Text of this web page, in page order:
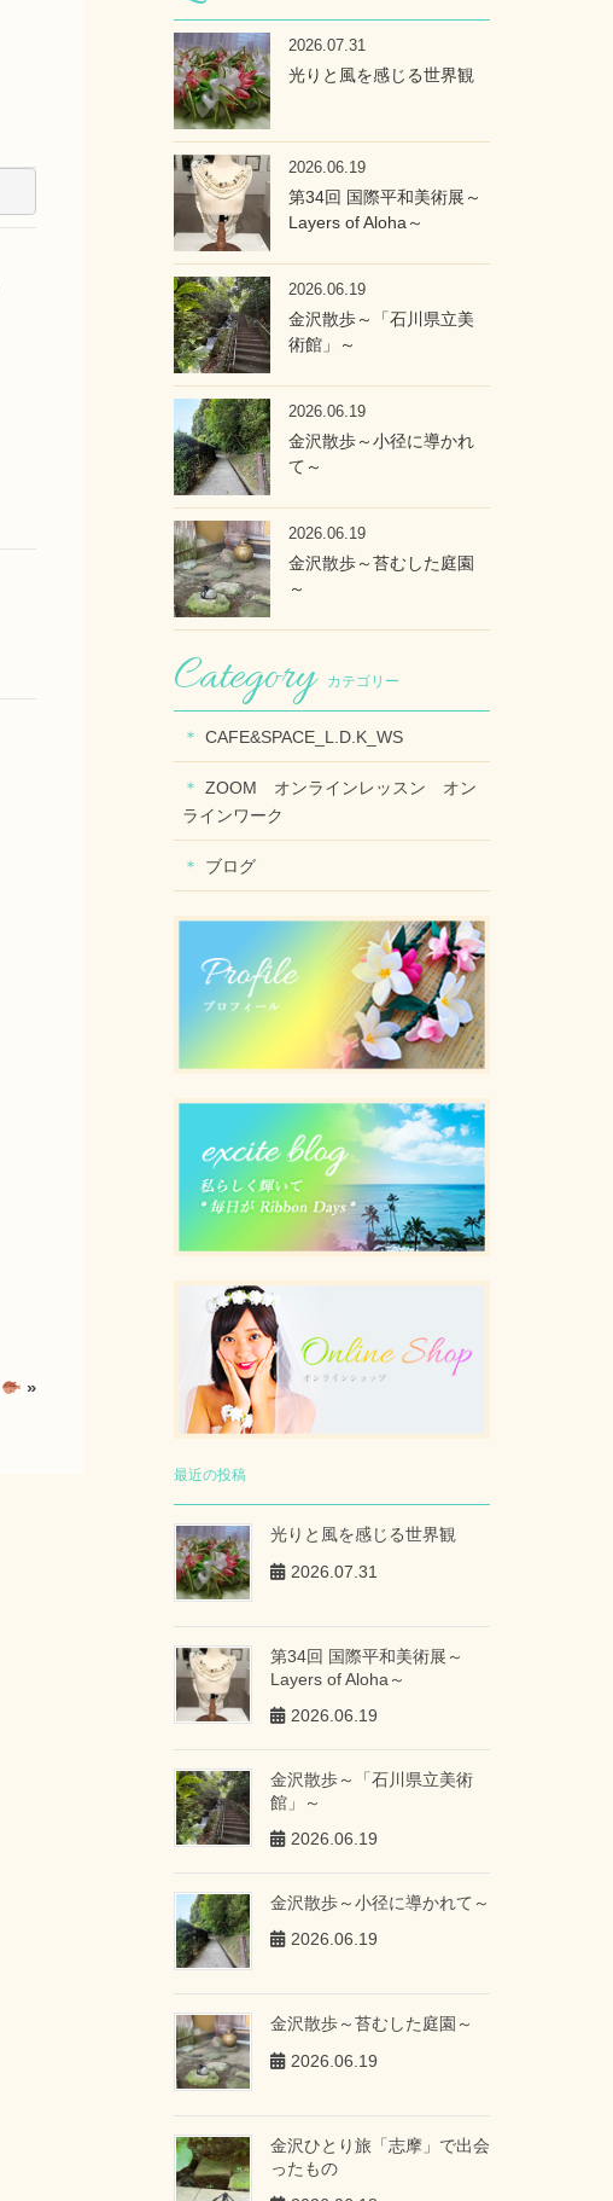
»
光りと風を感じる世界観
2026.07.31
第34回 国際平和美術展～
Layers of Aloha～
2026.06.19
金沢散歩～「石川県立美
術館」～
2026.06.19
金沢散歩～小径に導かれ
て～
2026.06.19
金沢散歩～苔むした庭園
～
2026.06.19
カテゴリー
CAFE&SPACE_L.D.K_WS
ZOOM オンラインレッスン オン
ラインワーク
ブログ
最近の投稿
光りと風を感じる世界観
2026.07.31
第34回 国際平和美術展～
Layers of Aloha～
2026.06.19
金沢散歩～「石川県立美術
館」～
2026.06.19
金沢散歩～小径に導かれて～
2026.06.19
金沢散歩～苔むした庭園～
2026.06.19
金沢ひとり旅「志摩」で出会
ったもの